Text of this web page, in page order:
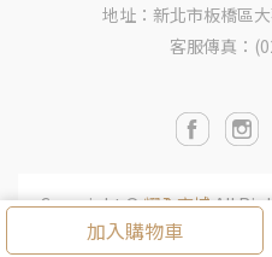
加入購物車
地址：新北市板橋區
客服傳真：
Copyright ©耀全商城All